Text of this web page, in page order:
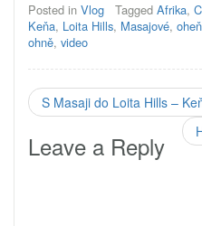
Posted in Vlog Tagged Afrika,
Keňa, Loita Hills, Masajové, oheň
ohně, video
S Masaji do Loita Hills –
Leave a Reply